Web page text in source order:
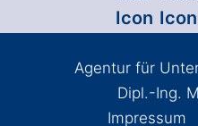
Agentur für
Dipl.-Ing.
Impressum